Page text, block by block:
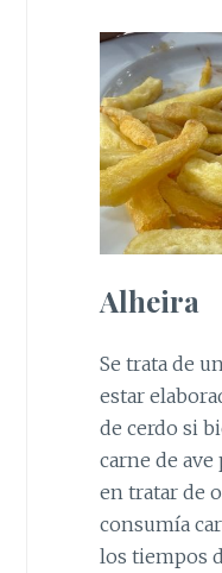
Alheira
Se trata de
estar
de cerdo si
carne de
en tratar de
consumía
los tiempos